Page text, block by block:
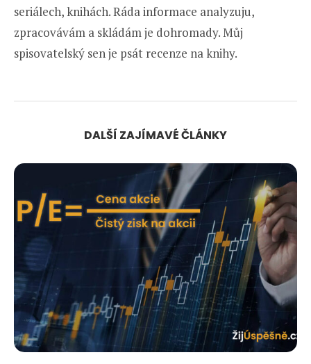
seriálech, knihách. Ráda informace analyzuju,
zpracovávám a skládám je dohromady. Můj
spisovatelský sen je psát recenze na knihy.
DALŠÍ ZAJÍMAVÉ ČLÁNKY